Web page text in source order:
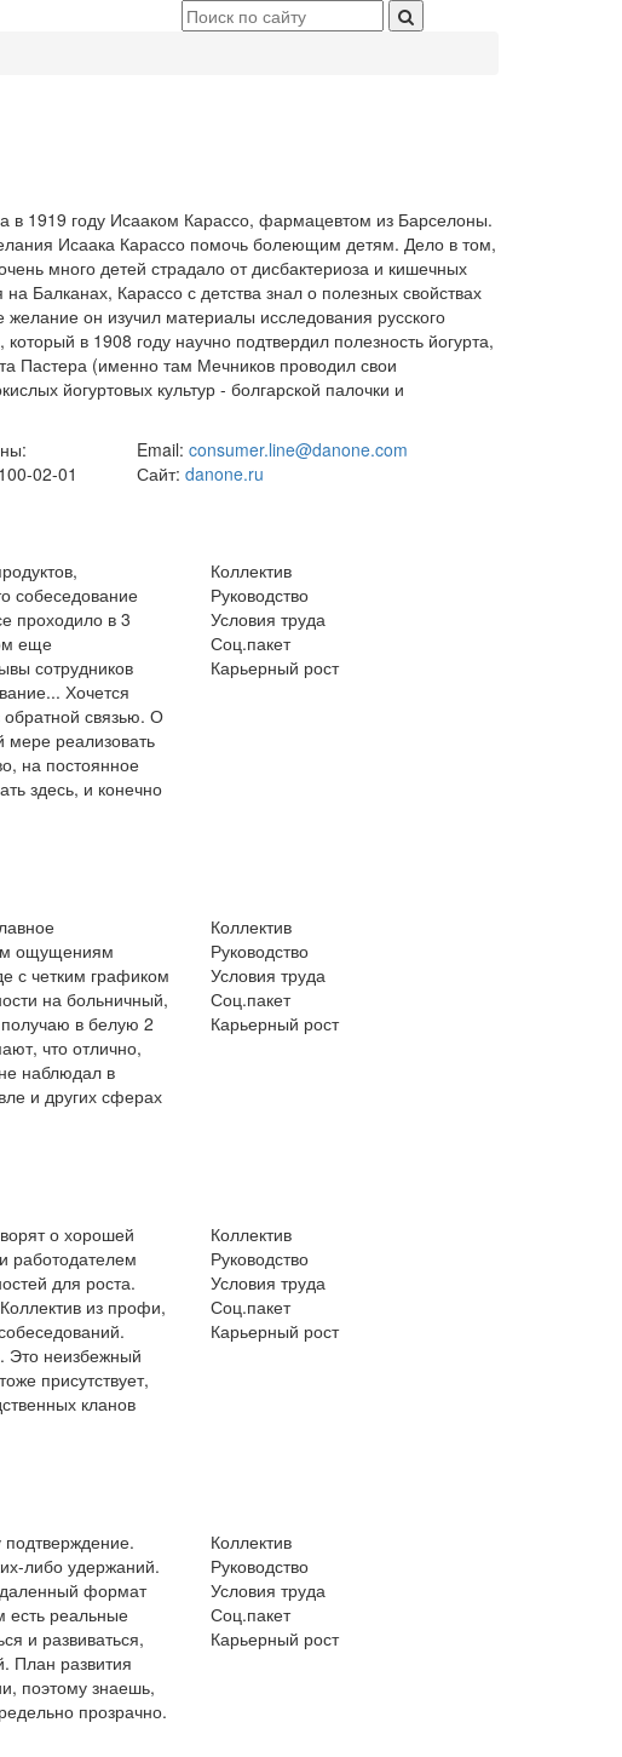
в 1919 году Исааком Карассо, фармацевтом из Барселоны.
Исаака Карассо помочь болеющим детям. Дело в том,
много детей страдало от дисбактериоза и кишечных
Балканах, Карассо с детства знал о полезных свойствах
желание он изучил материалы исследования русского
в 1908 году научно подтвердил полезность йогурта,
Пастера (именно там Мечников проводил свои
йогуртовых культур - болгарской палочки и
02-01
Email: consumer.line@danone.com
Сайт: danone.ru
собеседование
проходило в 3
еще
сотрудников
Хочется
обратной связью. О
мере реализовать
на постоянное
здесь, и конечно
Коллектив
Руководство
Условия труда
Соц.пакет
Карьерный рост
ощущениям
с четким графиком
на больничный,
получаю в белую 2
что отлично,
наблюдал в
и других сферах
Коллектив
Руководство
Условия труда
Соц.пакет
Карьерный рост
о хорошей
работодателем
для роста.
из профи,
Это неизбежный
присутствует,
кланов
Коллектив
Руководство
Условия труда
Соц.пакет
Карьерный рост
либо удержаний.
формат
есть реальные
и развиваться,
План развития
поэтому знаешь,
прозрачно.
Коллектив
Руководство
Условия труда
Соц.пакет
Карьерный рост